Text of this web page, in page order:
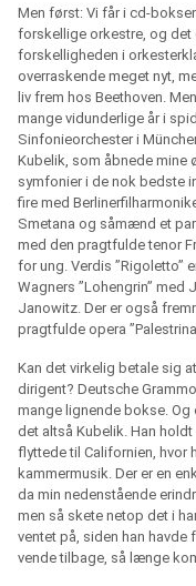
Men først: Vi får i cd-
forskellige orkestre, og
forskelligheden i
overraskende meget nyt,
liv frem hos Beethoven.
mange vidunderlige år i
Sinfonieorchester i
Kubelik, som åbnede mine
symfonier i de nok bedste
fire med
Smetana og såmænd et
med den pragtfulde tenor
for ung. Verdis ”Rigoletto”
Wagners ”Lohengrin” med
Janowitz. Der er også
pragtfulde opera
Kan det virkelig betale sig
dirigent? Deutsche
mange lignende bokse. Og
det altså Kubelik. Han
flyttede til Californien, hvor
kammermusik. Der er en
da min nedenstående
men så skete netop det i
ventet på, siden han havde
vende tilbage, så længe